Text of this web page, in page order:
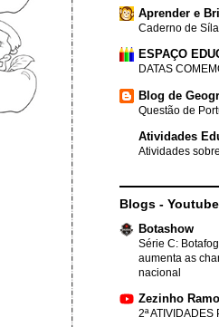
Aprender e
Caderno de
ESPAÇO
DATAS
Blog de
Questão de
Atividades
Atividades
Blogs - Youtube
Botashow
Série C:
aumenta as
nacional
Zezinho
2ª